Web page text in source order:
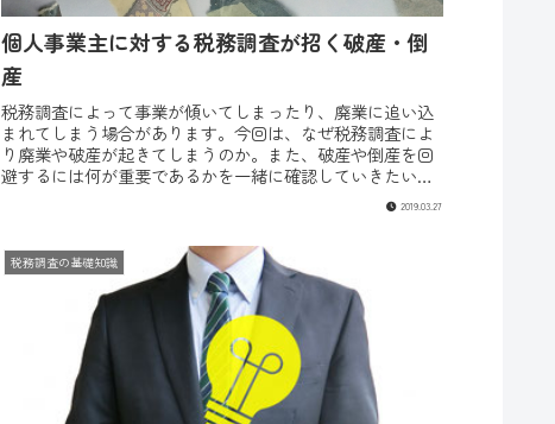
個人事業主に対する税務調査が招く破産・倒
産
税務調査によって事業が傾いてしまったり、廃業に追い込
まれてしまう場合があります。今回は、なぜ税務調査によ
り廃業や破産が起きてしまうのか。また、破産や倒産を回
避するには何が重要であるかを一緒に確認していきたいと
2019.03.27
税務調査の基礎知識